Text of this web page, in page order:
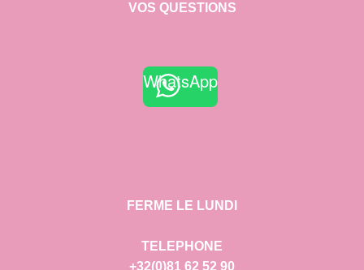
VOS QUESTIONS
WhatsApp
FERME LE LUNDI
TELEPHONE
+32(0)81 62 52 90